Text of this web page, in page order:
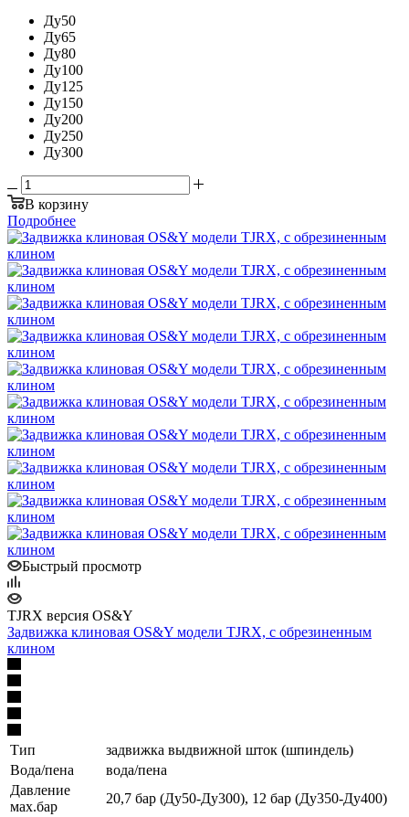
Ду50
Ду65
Ду80
Ду100
Ду125
Ду150
Ду200
Ду250
Ду300
В корзину
Подробнее
Быстрый просмотр
TJRX версия OS&Y
Задвижка клиновая OS&Y модели TJRX, с обрезиненным
клином
Тип
задвижка выдвижной шток (шпиндель)
Вода/пена
вода/пена
Давление
мах.бар
20,7 бар (Ду50-Ду300), 12 бар (Ду350-Ду400)